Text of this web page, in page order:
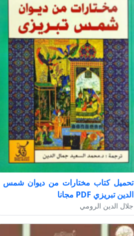
تحميل كتاب مختارات من ديوان شمس
الدين تبريزي PDF مجانا
جلال الدين الرومي